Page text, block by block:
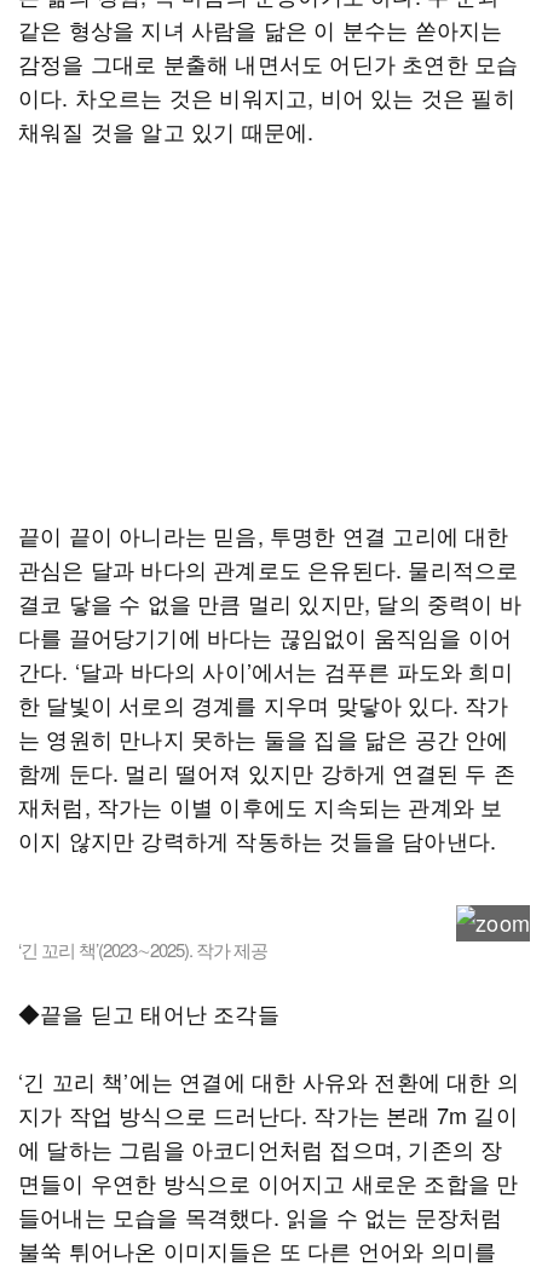
같은 형상을 지녀 사람을 닮은 이 분수는 쏟아지는
감정을 그대로 분출해 내면서도 어딘가 초연한 모습
이다. 차오르는 것은 비워지고, 비어 있는 것은 필히
채워질 것을 알고 있기 때문에.
끝이 끝이 아니라는 믿음, 투명한 연결 고리에 대한
관심은 달과 바다의 관계로도 은유된다. 물리적으로
결코 닿을 수 없을 만큼 멀리 있지만, 달의 중력이 바
다를 끌어당기기에 바다는 끊임없이 움직임을 이어
간다. ‘달과 바다의 사이’에서는 검푸른 파도와 희미
한 달빛이 서로의 경계를 지우며 맞닿아 있다. 작가
는 영원히 만나지 못하는 둘을 집을 닮은 공간 안에
함께 둔다. 멀리 떨어져 있지만 강하게 연결된 두 존
재처럼, 작가는 이별 이후에도 지속되는 관계와 보
이지 않지만 강력하게 작동하는 것들을 담아낸다.
‘긴 꼬리 책’(2023∼2025). 작가 제공
◆끝을 딛고 태어난 조각들
‘긴 꼬리 책’에는 연결에 대한 사유와 전환에 대한 의
지가 작업 방식으로 드러난다. 작가는 본래 7m 길이
에 달하는 그림을 아코디언처럼 접으며, 기존의 장
면들이 우연한 방식으로 이어지고 새로운 조합을 만
들어내는 모습을 목격했다. 읽을 수 없는 문장처럼
불쑥 튀어나온 이미지들은 또 다른 언어와 의미를